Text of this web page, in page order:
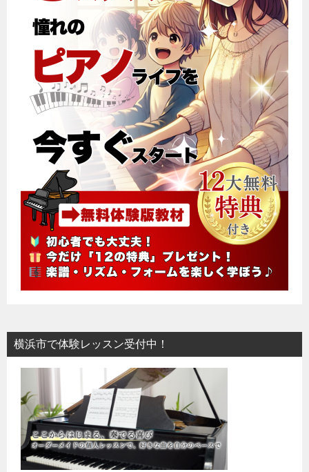
横浜市で体験レッスン受付中！